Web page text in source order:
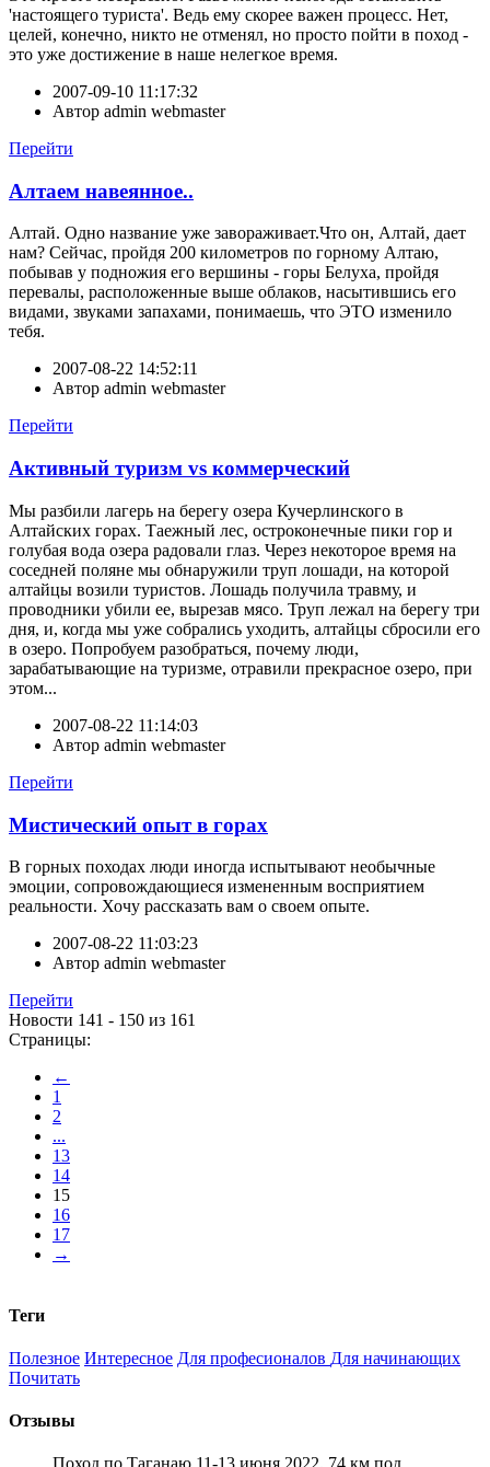
'настоящего туриста'. Ведь ему скорее важен процесс. Нет,
целей, конечно, никто не отменял, но просто пойти в поход -
это уже достижение в наше нелегкое время.
2007-09-10 11:17:32
Автор admin webmaster
Перейти
Алтаем навеянное..
Алтай. Одно название уже завораживает.Что он, Алтай, дает
нам? Сейчас, пройдя 200 километров по горному Алтаю,
побывав у подножия его вершины - горы Белуха, пройдя
перевалы, расположенные выше облаков, насытившись его
видами, звуками запахами, понимаешь, что ЭТО изменило
тебя.
2007-08-22 14:52:11
Автор admin webmaster
Перейти
Активный туризм vs коммерческий
Мы разбили лагерь на берегу озера Кучерлинского в
Алтайских горах. Таежный лес, остроконечные пики гор и
голубая вода озера радовали глаз. Через некоторое время на
соседней поляне мы обнаружили труп лошади, на которой
алтайцы возили туристов. Лошадь получила травму, и
проводники убили ее, вырезав мясо. Труп лежал на берегу три
дня, и, когда мы уже собрались уходить, алтайцы сбросили его
в озеро. Попробуем разобраться, почему люди,
зарабатывающие на туризме, отравили прекрасное озеро, при
этом...
2007-08-22 11:14:03
Автор admin webmaster
Перейти
Мистический опыт в горах
В горных походах люди иногда испытывают необычные
эмоции, сопровождающиеся измененным восприятием
реальности. Хочу рассказать вам о своем опыте.
2007-08-22 11:03:23
Автор admin webmaster
Перейти
Новости 141 - 150 из 161
Страницы:
←
1
2
...
13
14
15
16
17
→
Теги
Полезное Интересное Для професионалов Для начинающих
Почитать
Отзывы